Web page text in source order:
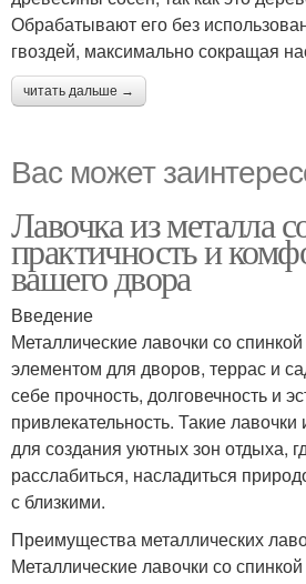
Обрабатывают его без
гвоздей, максимально сокращая
читать дальше →
Вас может
Лавочка из металла
практичность и
вашего двора
Введение
Металлические лавочки со
элементом для дворов, террас и
себе прочность, долговечность и
привлекательность. Такие
для создания уютных зон отдыха,
расслабиться, насладиться
с близкими.
Преимущества металлических
Металлические лавочки со